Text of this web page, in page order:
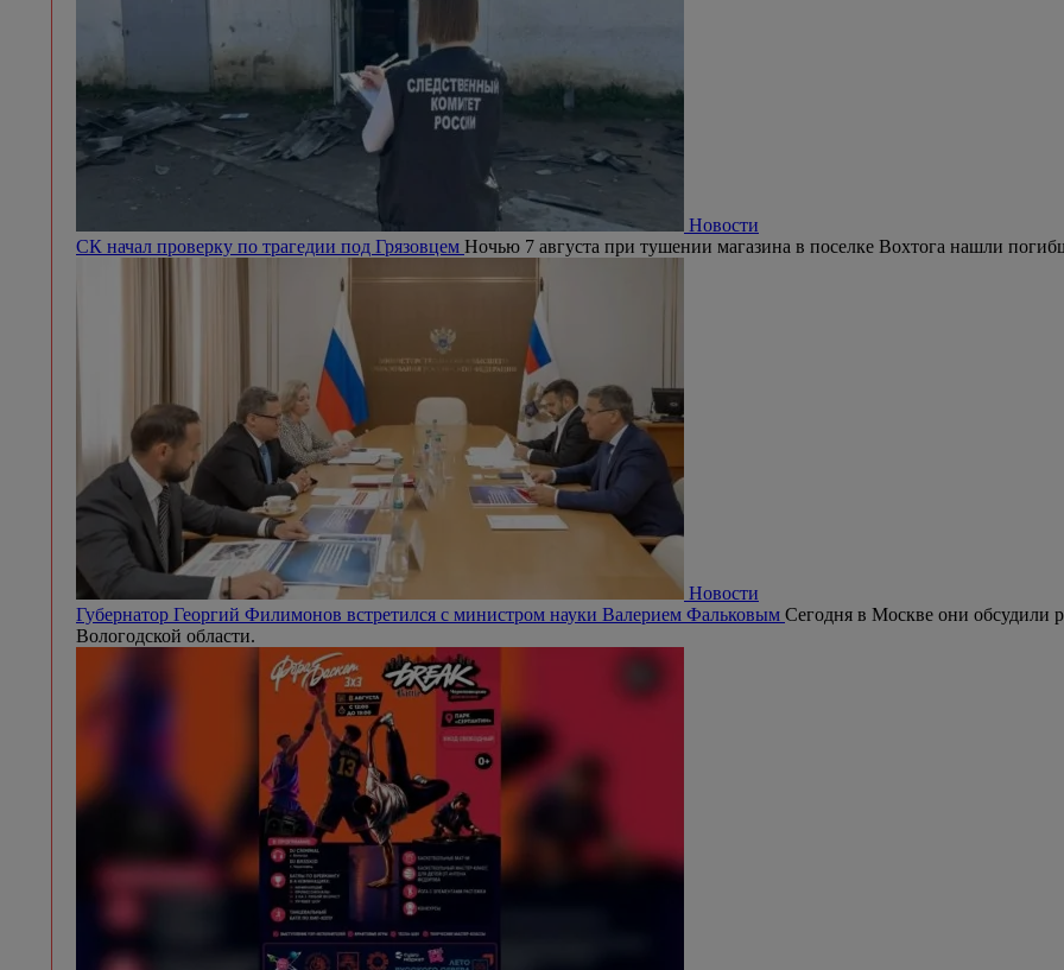
Новости
СК начал проверку по трагедии под Грязовцем Ночью 7 августа при тушении магазина в поселке Вохтога нашли
Новости
Губернатор Георгий Филимонов встретился с министром науки Валерием Фальковым Сегодня в Москве они обсудили
Вологодской области.